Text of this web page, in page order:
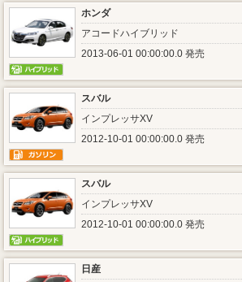
ホンダ
アコードハイブリッド
2013-06-01 00:00:00.0 発売
スバル
インプレッサXV
2012-10-01 00:00:00.0 発売
スバル
インプレッサXV
2012-10-01 00:00:00.0 発売
日産